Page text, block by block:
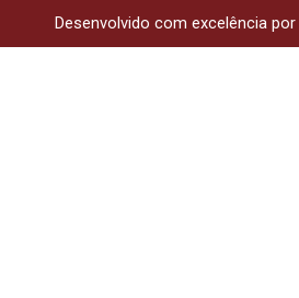
Desenvolvido com excelência por